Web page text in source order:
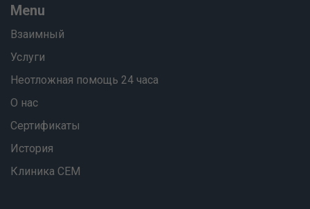
Menu
Взаимный
Услуги
Неотложная помощь 24 часа
О нас
Сертификаты
История
Клиника СЕМ